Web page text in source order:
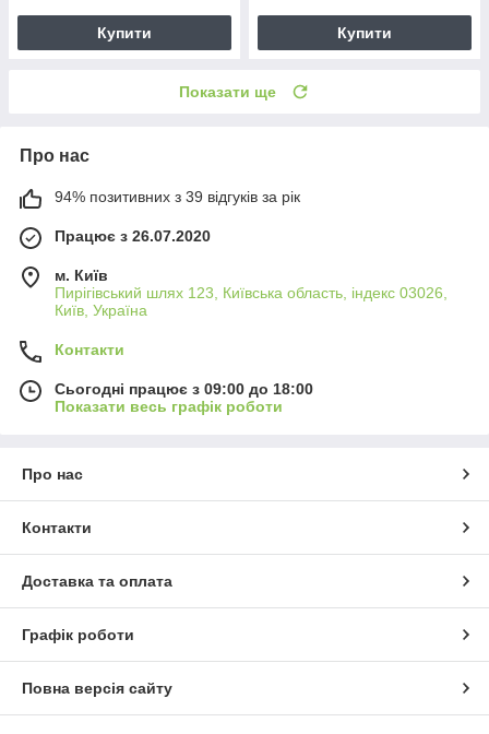
Купити Купити
Показати ще
Про нас
94% позитивних з 39 відгуків за рік
Працює з 26.07.2020
м. Київ
Пирігівський шлях 123, Київська область, індекс 03026,
Київ, Україна
Контакти
Сьогодні працює з 09:00 до 18:00
Показати весь графік роботи
Про нас
Контакти
Доставка та оплата
Графік роботи
Повна версія сайту